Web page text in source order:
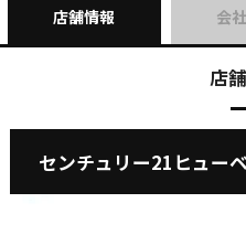
店舗情報 会
店
センチュリー21ヒュー